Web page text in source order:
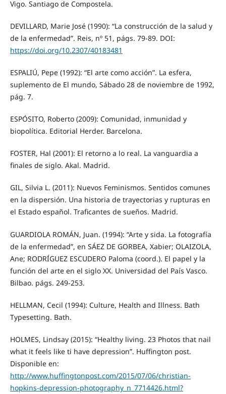
Vigo. Santiago de Compostela.
DEVILLARD, Marie José (1990): “La construcción de la salud y
de la enfermedad”. Reis, nº 51, págs. 79-89. DOI:
https://doi.org/10.2307/40183481
ESPALIÚ, Pepe (1992): “El arte como acción”. La esfera,
suplemento de El mundo, Sábado 28 de noviembre de 1992,
pág. 7.
ESPÓSITO, Roberto (2009): Comunidad, inmunidad y
biopolítica. Editorial Herder. Barcelona.
FOSTER, Hal (2001): El retorno a lo real. La vanguardia a
finales de siglo. Akal. Madrid.
GIL, Silvia L. (2011): Nuevos Feminismos. Sentidos comunes
en la dispersión. Una historia de trayectorias y rupturas en
el Estado español. Traficantes de sueños. Madrid.
GUARDIOLA ROMÁN, Juan. (1994): “Arte y sida. La fotografía
de la enfermedad”, en SÁEZ DE GORBEA, Xabier; OLAIZOLA,
Ane; RODRÍGUEZ ESCUDERO Paloma (coord.). El papel y la
función del arte en el siglo XX. Universidad del País Vasco.
Bilbao. págs. 249-253.
HELLMAN, Cecil (1994): Culture, Health and Illness. Bath
Typesetting. Bath.
HOLMES, Lindsay (2015): “Healthy living. 23 Photos that nail
what it feels like ti have depression”. Huffington post.
Disponible en:
http://www.huffingtonpost.com/2015/07/06/christian-
hopkins-depression-photography_n_7714426.html?